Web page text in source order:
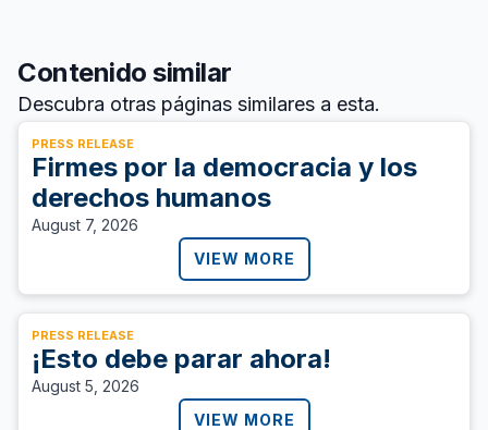
Contenido similar
Descubra otras páginas similares a esta.
PRESS RELEASE
Firmes por la democracia y los
derechos humanos
August 7, 2026
VIEW MORE
PRESS RELEASE
¡Esto debe parar ahora!
August 5, 2026
VIEW MORE